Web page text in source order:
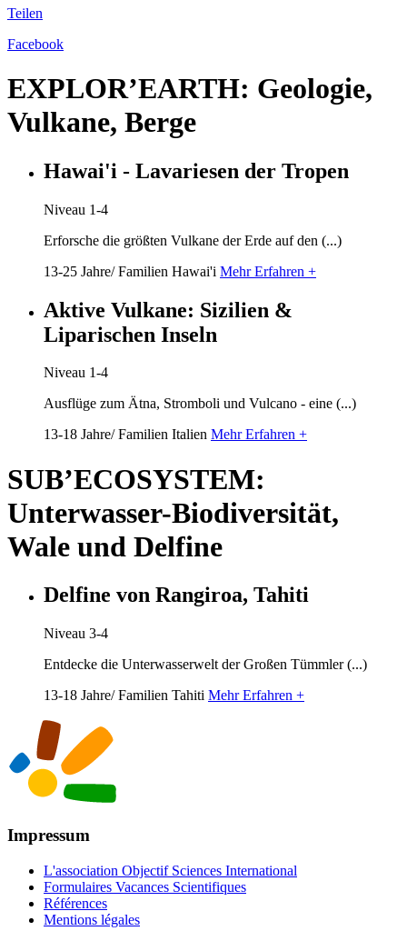
Teilen
Facebook
EXPLOR’EARTH: Geologie,
Vulkane, Berge
Hawai'i - Lavariesen der Tropen
Niveau 1-4
Erforsche die größten Vulkane der Erde auf den (...)
13-25 Jahre/ Familien Hawai'i Mehr Erfahren +
Aktive Vulkane: Sizilien &
Liparischen Inseln
Niveau 1-4
Ausflüge zum Ätna, Stromboli und Vulcano - eine (...)
13-18 Jahre/ Familien Italien Mehr Erfahren +
SUB’ECOSYSTEM:
Unterwasser-Biodiversität,
Wale und Delfine
Delfine von Rangiroa, Tahiti
Niveau 3-4
Entdecke die Unterwasserwelt der Großen Tümmler (...)
13-18 Jahre/ Familien Tahiti Mehr Erfahren +
Impressum
L'association Objectif Sciences International
Formulaires Vacances Scientifiques
Références
Mentions légales